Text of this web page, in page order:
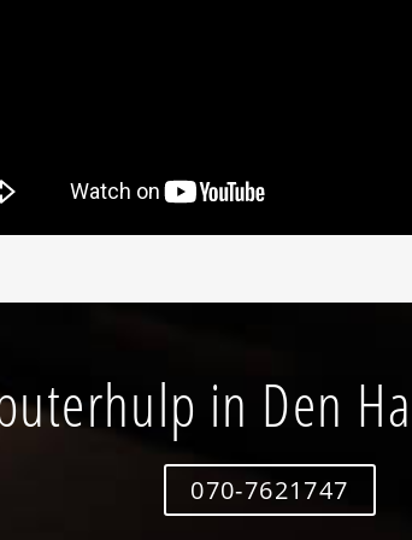
in Den
070-7621747